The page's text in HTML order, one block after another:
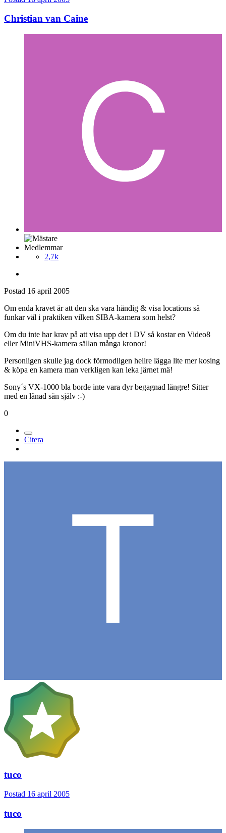
Christian van Caine
Medlemmar
2,7k
Postad 16 april 2005
Om enda kravet är att den ska vara händig & visa locations så
funkar väl i praktiken vilken SIBA-kamera som helst?
Om du inte har krav på att visa upp det i DV så kostar en Video8
eller MiniVHS-kamera sällan många kronor!
Personligen skulle jag dock förmodligen hellre lägga lite mer kosing
& köpa en kamera man verkligen kan leka järnet mä!
Sony´s VX-1000 bla borde inte vara dyr begagnad längre! Sitter
med en lånad sån själv :-)
0
Citera
tuco
Postad 16 april 2005
tuco